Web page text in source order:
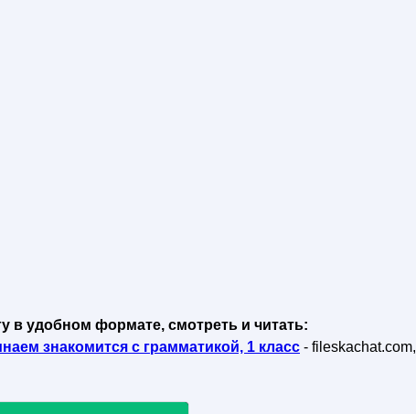
в удобном формате, смотреть и читать:
знакомится с грамматикой, 1 класс - fileskachat.com,